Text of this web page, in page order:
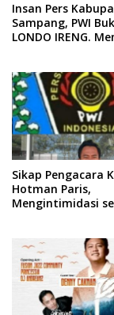
Insan Pers
Sampang, PWI
LONDO IRENG.
Republik
Sikap Pengacara
Hotman Paris,
Mengintimidasi
Sampang Angkat